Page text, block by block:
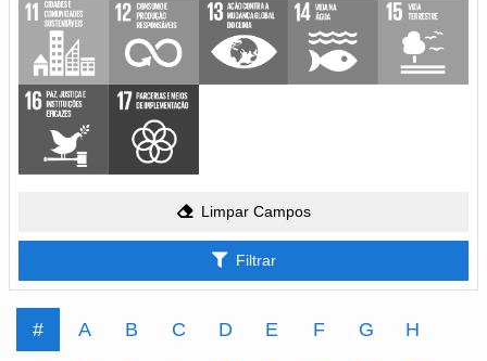
Limpar Campos
Filtrar
# A B C D E F G
H